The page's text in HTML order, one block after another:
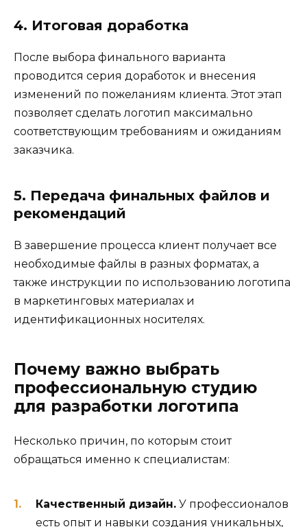
4. Итоговая доработка
После выбора финального варианта
проводится серия доработок и внесения
изменений по пожеланиям клиента. Этот этап
позволяет сделать логотип максимально
соответствующим требованиям и ожиданиям
заказчика.
5. Передача финальных файлов и
рекомендаций
В завершение процесса клиент получает все
необходимые файлы в разных форматах, а
также инструкции по использованию логотипа
в маркетинговых материалах и
идентификационных носителях.
Почему важно выбрать
профессиональную студию
для разработки логотипа
Несколько причин, по которым стоит
обращаться именно к специалистам:
Качественный дизайн. У профессионалов
есть опыт и навыки создания уникальных,